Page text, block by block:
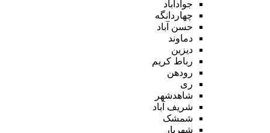
جوادآباد
چهاردانگه
حسن آباد
دماوند
دیزین
رباط کریم
رودهن
ری
شاهدشهر
شریف آباد
شمشک
شهریار